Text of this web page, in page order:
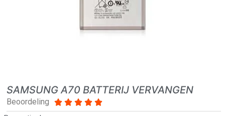
SAMSUNG A70 BATTERIJ VERVANGEN
Beoordeling     